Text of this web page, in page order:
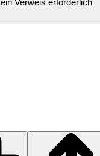
Verweis erforderlich